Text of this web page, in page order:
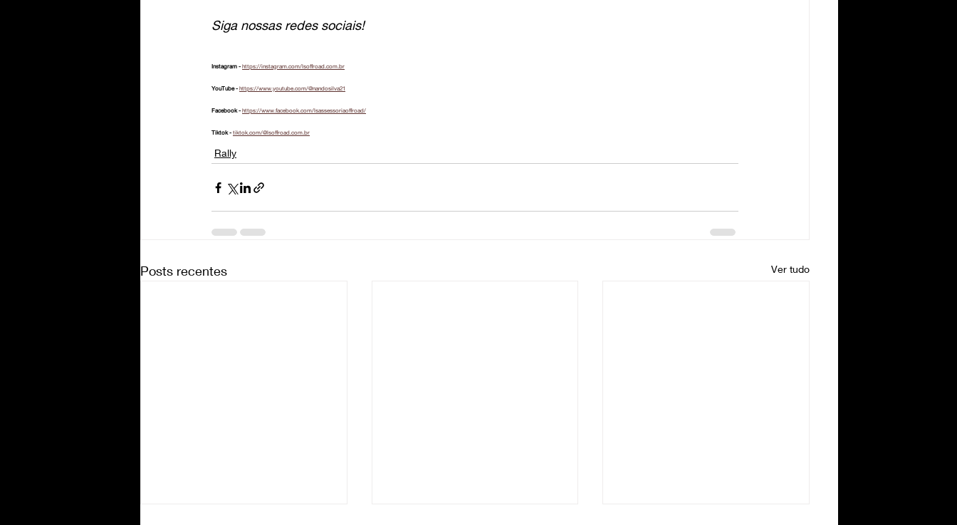
Siga nossas redes sociais!
Instagram - https://instagram.com/lsoffroad.com.br
YouTube - https://www.youtube.com/@nandosilva21
Facebook - https://www.facebook.com/lsassessoriaoffroad/
Tiktok - tiktok.com/@lsoffroad.com.br
Rally
Posts recentes Ver tudo